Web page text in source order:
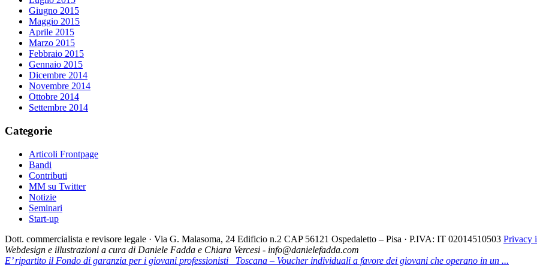
Giugno 2015
Maggio 2015
Aprile 2015
Marzo 2015
Febbraio 2015
Gennaio 2015
Dicembre 2014
Novembre 2014
Ottobre 2014
Settembre 2014
Categorie
Articoli Frontpage
Bandi
Contributi
MM su Twitter
Notizie
Seminari
Start-up
Dott. commercialista e revisore legale · Via G. Malasoma, 24 Edificio n.2 CAP 56121 Ospedaletto – Pisa · P.IVA: IT 02014510503 Privacy
Webdesign e illustrazioni a cura di Daniele Fadda e Chiara Vercesi - info@danielefadda.com
E’ ripartito il Fondo di garanzia per i giovani professionisti
Toscana – Voucher individuali a favore dei giovani che operano in un ...